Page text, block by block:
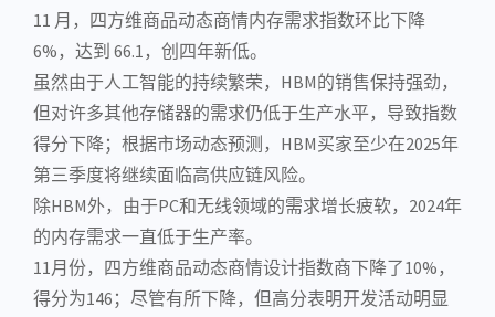
11 月，四方维商品动态商情内存需求指数环比下降
6%，达到 66.1，创四年新低。
虽然由于人工智能的持续繁荣，HBM的销售保持强劲，
但对许多其他存储器的需求仍低于生产水平，导致指数
得分下降；根据市场动态预测，HBM买家至少在2025年
第三季度将继续面临高供应链风险。
除HBM外，由于PC和无线领域的需求增长疲软，2024年
的内存需求一直低于生产率。
11月份，四方维商品动态商情设计指数商下降了10%，
得分为146；尽管有所下降，但高分表明开发活动明显